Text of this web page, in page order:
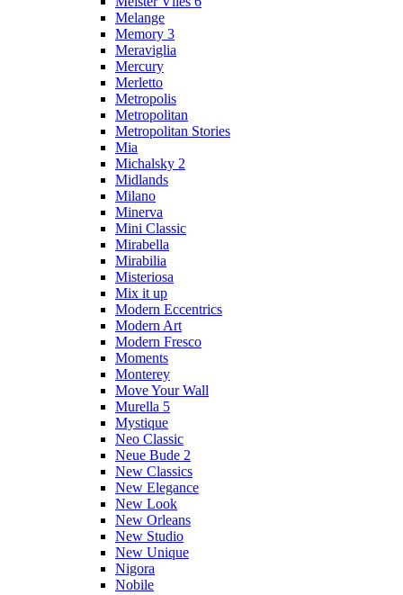
Melange
Memory 3
Meraviglia
Mercury
Merletto
Metropolis
Metropolitan
Metropolitan Stories
Mia
Michalsky 2
Midlands
Milano
Minerva
Mini Classic
Mirabella
Mirabilia
Misteriosa
Mix it up
Modern Eccentrics
Modern Art
Modern Fresco
Moments
Monterey
Move Your Wall
Murella 5
Mystique
Neo Classic
Neue Bude 2
New Classics
New Elegance
New Look
New Orleans
New Studio
New Unique
Nigora
Nobile